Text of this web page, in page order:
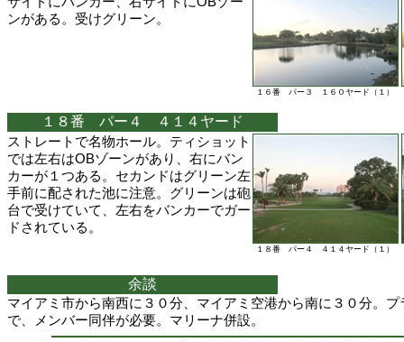
１６番 パー３ １６０ヤード（１）
ンがある。受けグリーン。
１８番 パー４ ４１４ヤード
１８番 パー４ ４１４ヤード（１）
ストレートで名物ホール。ティショット
では左右はOBゾーンがあり、右にバン
カーが１つある。セカンドはグリーン左
手前に配された池に注意。グリーンは砲
台で受けていて、左右をバンカーでガー
ドされている。
余談
マイアミ市から南西に３０分、マイアミ空港から南に３０分。
で、メンバー同伴が必要。マリーナ併設。